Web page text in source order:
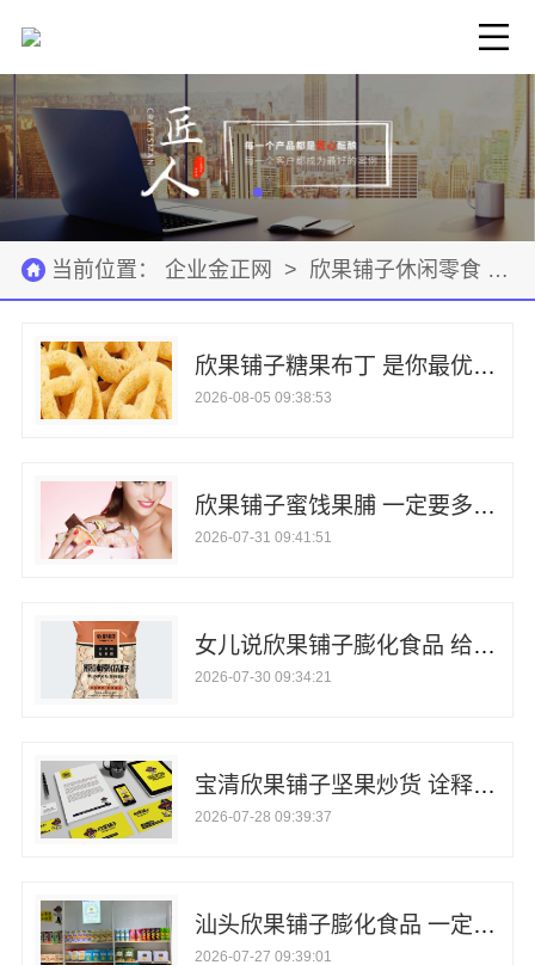
当前位置： 企业金正网 > 欣果铺子休闲零食 >
欣果铺子糖果布丁 是你最优的选择
2026-08-05 09:38:53
欣果铺子蜜饯果脯 一定要多买点
2026-07-31 09:41:51
女儿说欣果铺子膨化食品 给你味蕾上的享受
2026-07-30 09:34:21
宝清欣果铺子坚果炒货 诠释新的零食文化
2026-07-28 09:39:37
汕头欣果铺子膨化食品 一定要尝一尝
2026-07-27 09:39:01